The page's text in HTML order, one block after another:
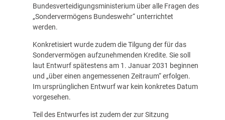
Bundesverteidigungsministerium über alle Fragen des
„Sondervermögens Bundeswehr“ unterrichtet
werden.
Konkretisiert wurde zudem die Tilgung der für das
Sondervermögen aufzunehmenden Kredite. Sie soll
laut Entwurf spätestens am 1. Januar 2031 beginnen
und „über einen angemessenen Zeitraum“ erfolgen.
Im ursprünglichen Entwurf war kein konkretes Datum
vorgesehen.
Teil des Entwurfes ist zudem der zur Sitzung